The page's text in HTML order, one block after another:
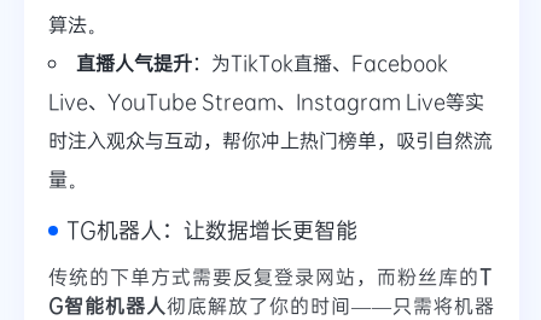
算法。
直播人气提升：为TikTok直播、Facebook
Live、YouTube Stream、Instagram Live等实
时注入观众与互动，帮你冲上热门榜单，吸引自然流
量。
TG机器人：让数据增长更智能
传统的下单方式需要反复登录网站，而粉丝库的T
G智能机器人彻底解放了你的时间——只需将机器